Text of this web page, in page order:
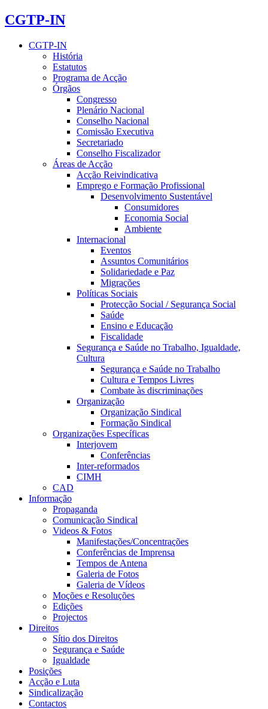
CGTP-IN
CGTP-IN
História
Estatutos
Programa de Acção
Órgãos
Congresso
Plenário Nacional
Conselho Nacional
Comissão Executiva
Secretariado
Conselho Fiscalizador
Áreas de Acção
Acção Reivindicativa
Emprego e Formação Profissional
Desenvolvimento Sustentável
Consumidores
Economia Social
Ambiente
Internacional
Eventos
Assuntos Comunitários
Solidariedade e Paz
Migrações
Políticas Sociais
Protecção Social / Segurança Social
Saúde
Ensino e Educação
Fiscalidade
Segurança e Saúde no Trabalho, Igualdade,
Cultura
Segurança e Saúde no Trabalho
Cultura e Tempos Livres
Combate às discriminações
Organização
Organização Sindical
Formação Sindical
Organizações Específicas
Interjovem
Conferências
Inter-reformados
CIMH
CAD
Informação
Propaganda
Comunicação Sindical
Videos & Fotos
Manifestações/Concentrações
Conferências de Imprensa
Tempos de Antena
Galeria de Fotos
Galeria de Vídeos
Moções e Resoluções
Edições
Projectos
Direitos
Sítio dos Direitos
Segurança e Saúde
Igualdade
Posições
Acção e Luta
Sindicalização
Contactos